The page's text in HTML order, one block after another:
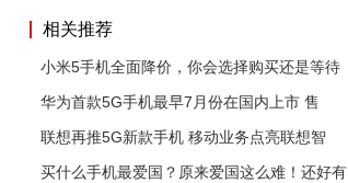
相关推荐
小米5手机全面降价，你会选择购买还是等待
华为首款5G手机最早7月份在国内上市 售
联想再推5G新款手机 移动业务点亮联想智
买什么手机最爱国？原来爱国这么难！还好有